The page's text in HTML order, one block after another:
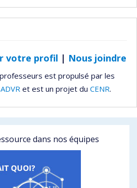
votre profil | Nous joindre
est propulsé par les
et est un projet du CENR.
dans nos équipes